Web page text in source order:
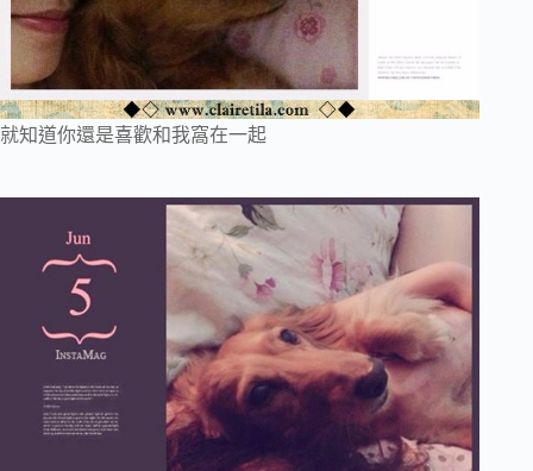
就知道你還是喜歡和我窩在一起